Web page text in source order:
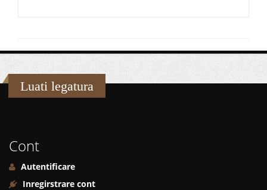
Luati legatura
Cont
Autentificare
Inregirstrare cont